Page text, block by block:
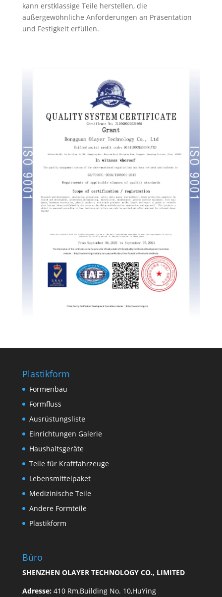
kann erstklassige Teile herstellen, die
außergewöhnliche Anforderungen an Präsentation
und Festigkeit erfüllen.
Plastikform
Formenbau
Formfluss
Ausrüstungsliste
Einrichtungen Galerie
Haushaltsgeräte
Teile für Kraftfahrzeuge
Lebensmittelpaket
Medizinische Teile
Andere Formteile
Plastikform
Büro
SHENZHEN OLAYER TECHNOLOGY CO., LIMITED
Adresse: 410 Rm,Building No. 10,HuYing